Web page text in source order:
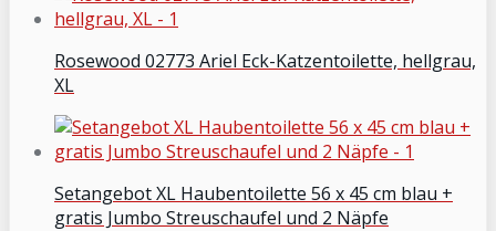
Rosewood 02773 Ariel Eck-Katzentoilette, hellgrau,
XL
Setangebot XL Haubentoilette 56 x 45 cm blau +
gratis Jumbo Streuschaufel und 2 Näpfe